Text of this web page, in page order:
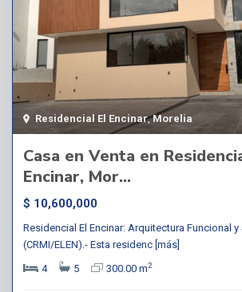
Residencial El Encinar,Morelia
Casa en Venta en
Encinar, Mor...
$ 10,600,000
Residencial El Encinar: Arquitectura Funcional
(CRMI/ELEN).- Esta residenc [más]
4
5 300.00 m2